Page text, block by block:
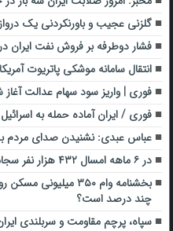
گلزنی عجیب و باورنکردنی یک
فشار دوطرفه بر فروش نفت ایران در ١۴٠۴
انتقال سامانه موشکی پاتریوت
فوری | واریز سود سهام عدالت آغاز
فوری / ایران آماده حمله به
عباس عبدی: نشنیدن صدای مردم
در ۶ ماهه امسال ۴۳۲ هزار نفر سجامی شدند
بخشنامه وام ۳۵۰
چند درصد است؟
سپاه، پرچم مقاومت و سربلندی